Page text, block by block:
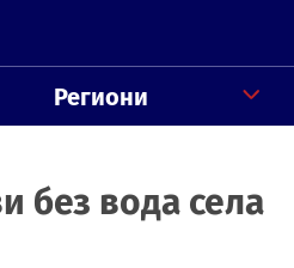
Региони
без вода села